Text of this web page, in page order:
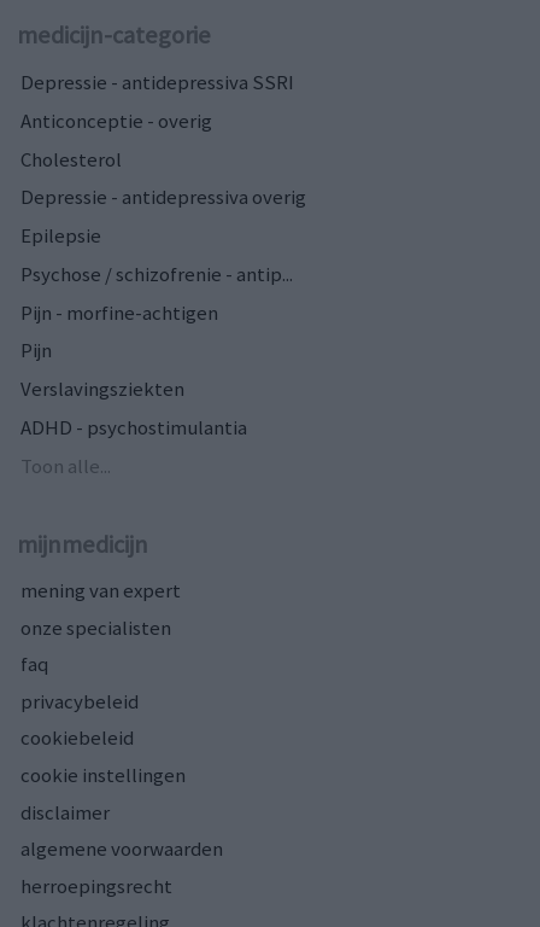
medicijn-categorie
Depressie - antidepressiva SSRI
Anticonceptie - overig
Cholesterol
Depressie - antidepressiva overig
Epilepsie
Psychose / schizofrenie - antip...
Pijn - morfine-achtigen
Pijn
Verslavingsziekten
ADHD - psychostimulantia
Toon alle...
mijnmedicijn
mening van expert
onze specialisten
faq
privacybeleid
cookiebeleid
cookie instellingen
disclaimer
algemene voorwaarden
herroepingsrecht